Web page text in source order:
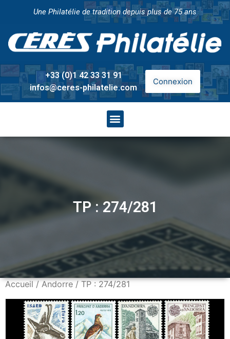
Une Philatélie de tradition depuis plus de 75 ans
+33 (0)1 42 33 31 91
infos@ceres-philatelie.com
Connexion
TP : 274/281
Accueil/Andorre/ TP : 274/281